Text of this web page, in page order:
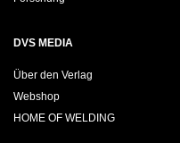
DVS MEDIA
Über den Verlag
Webshop
HOME OF WELDING